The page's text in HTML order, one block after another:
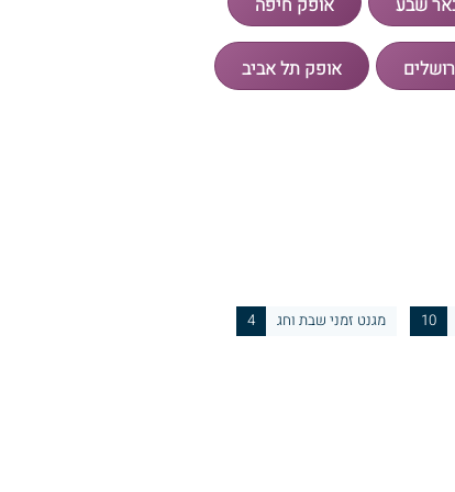
10 מגנט זמני שבת וחג 4